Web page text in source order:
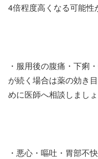
4倍程度高くなる可能性
・服用後の腹痛・下痢
が続く場合は薬の効き
めに医師へ相談しまし
・悪心・嘔吐・胃部不